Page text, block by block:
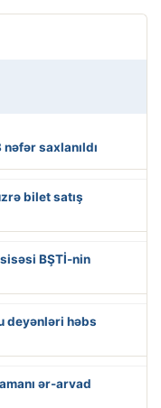
saxlanıldı
bilet satış
BŞTİ-nin
deyənləri həbs
ər-arvad